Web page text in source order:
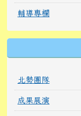
輔導專欄
北勢團隊
成果展演